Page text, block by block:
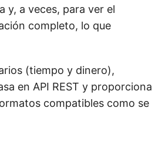
y, a veces, para ver el
completo, lo que
(tiempo y dinero),
en API REST y proporciona
compatibles como se